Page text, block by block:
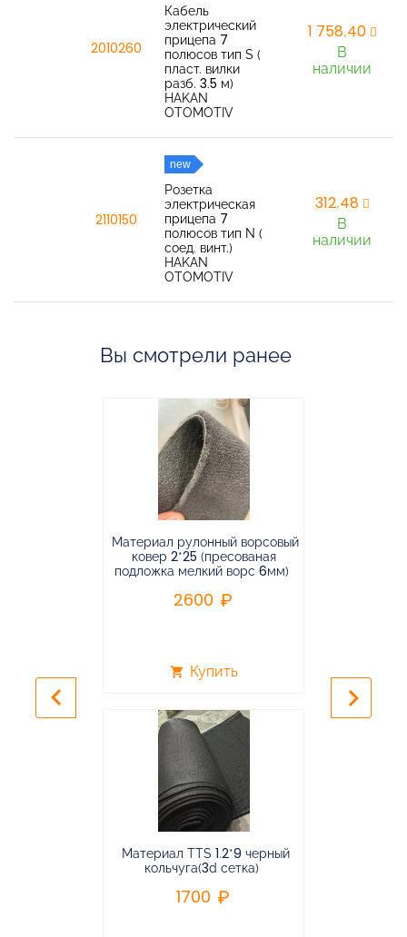
2010260
Кабель
электрический
прицепа 7
полюсов тип S (
пласт. вилки
разб. 3.5 м)
HAKAN
OTOMOTIV
1 758,40
В
наличии
2110150
new
Розетка
электрическая
прицепа 7
полюсов тип N (
соед. винт.)
HAKAN
OTOMOTIV
312,48
В
наличии
Вы смотрели ранее
Материал рулонный ворсовый
ковер 2*25 (пресованая
подложка мелкий ворс 6мм)
2600
shopping_cart Купить
Материал TTS 1.2*9 черный
кольчуга(3d сетка)
1700
keyboard_arrow_left keyboard_arrow_right